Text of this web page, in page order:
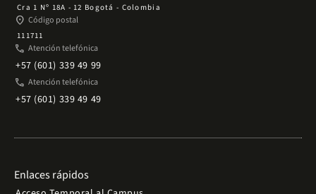
Cra 1 Nº 18A - 12 Bogotá - Colombia
place Código postal
111711
phone Atención telefónica
+57 (601) 339 49 99
phone Atención telefónica
+57 (601) 339 49 49
Enlaces rápidos